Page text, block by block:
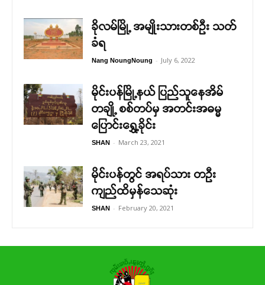
ခိုလမ်မြို့ အမျိုးသားတစ်ဦး သတ်
ခံရ
Nang NoungNoung - July 6, 2022
မိုင်းပန်မြို့နယ် ပြည်သူနေအိမ်
တချို့ စစ်တပ်မှ အတင်းအဓမ္မ
ပြောင်းရွှေ့ခိုင်း
SHAN - March 23, 2021
မိုင်းပန်တွင် အရပ်သား တဦး
ကျည်ထိမှန်သေဆုံး
SHAN - February 20, 2021